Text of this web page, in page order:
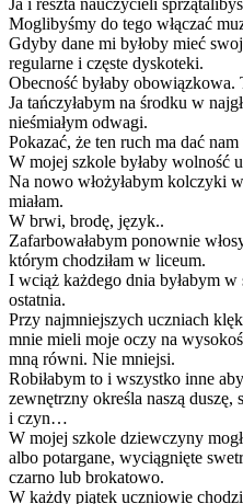
Moglibyśmy do tego włączać
Gdyby dane mi byłoby mieć
regularne i częste dyskoteki.
Obecność byłaby
Ja tańczyłabym na środku w
nieśmiałym odwagi.
Pokazać, że ten ruch ma dać
W mojej szkole byłaby wolność
Na nowo włożyłabym kolczyki
miałam.
W brwi, brodę, język..
Zafarbowałabym ponownie
którym chodziłam w liceum.
I wciąż każdego dnia byłabym
ostatnia.
Przy najmniejszych uczniach
mnie mieli moje oczy na
mną równi. Nie mniejsi.
Robiłabym to i wszystko inne
zewnętrzny określa naszą duszę,
i czyn…
W mojej szkole dziewczyny
albo potargane, wyciągnięte
czarno lub brokatowo.
W każdy piątek uczniowie